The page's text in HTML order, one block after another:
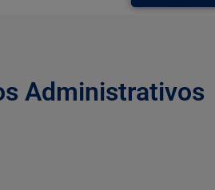
Administrativos